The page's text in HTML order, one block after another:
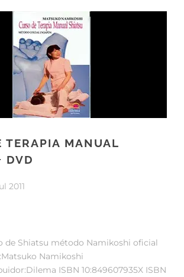
TERAPIA MANUAL
DVD
2011
de Shiatsu método Namikoshi oficial
Namikoshi
ISBN 10:849607935X ISBN